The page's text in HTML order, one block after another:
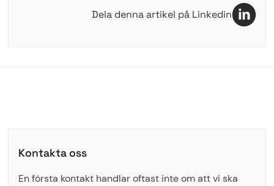
Dela denna artikel på Linkedin
Kontakta oss
En första kontakt handlar oftast inte om att vi ska